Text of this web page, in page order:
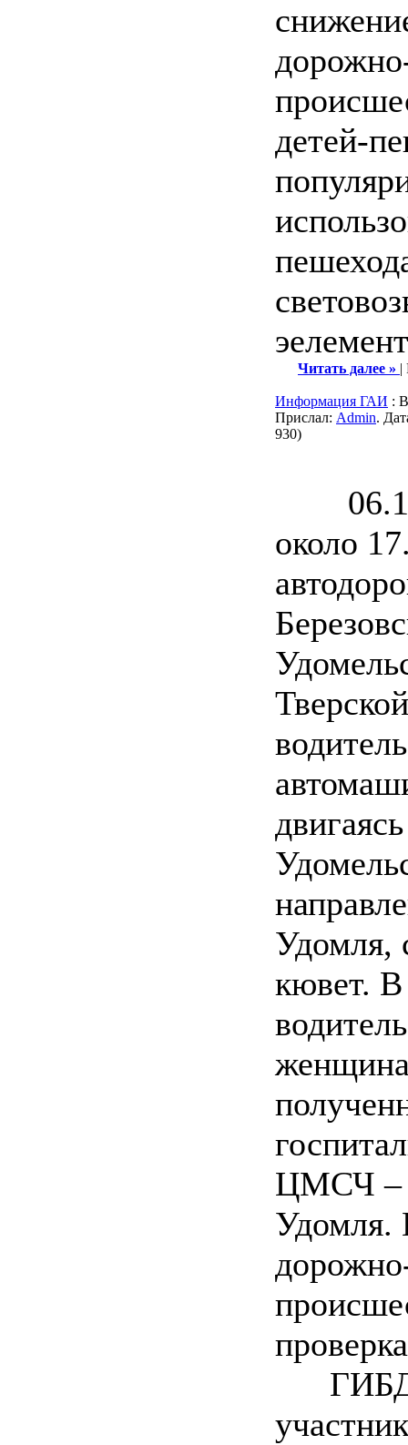
детей-
Читать далее » |
Информация ГАИ :
Прислал: Admin.
930)
около
Удомля,
кювет. В
ЦМСЧ –
Удомля.
ГИБДД